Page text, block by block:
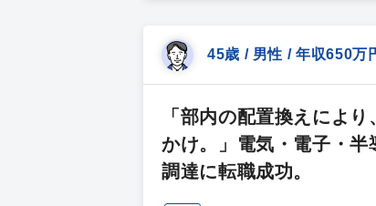
45歳 / 男性 / 年収650万
「部内の配置換えによ
かけ。」電気・電子・半
調達に転職成功。